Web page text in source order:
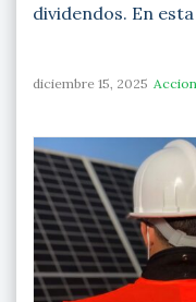
dividendos. En
diciembre 15, 2025